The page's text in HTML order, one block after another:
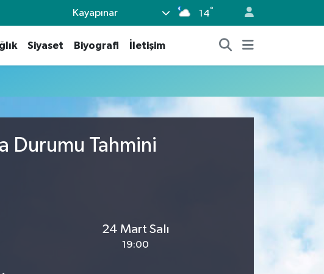
Kayapınar 14°
Siyaset Biyografi İletişim
Durumu Tahmini
24 Mart Salı
19:00